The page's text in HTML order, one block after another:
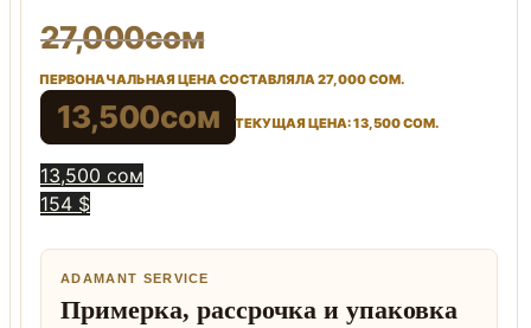
27,000сом
ПЕРВОНАЧАЛЬНАЯ ЦЕНА СОСТАВЛЯЛА 27,000 СОМ.
13,500сом ТЕКУЩАЯ ЦЕНА: 13,500 СОМ.
13,500 сом
154 $
ADAMANT SERVICE
Примерка, рассрочка и упаковка